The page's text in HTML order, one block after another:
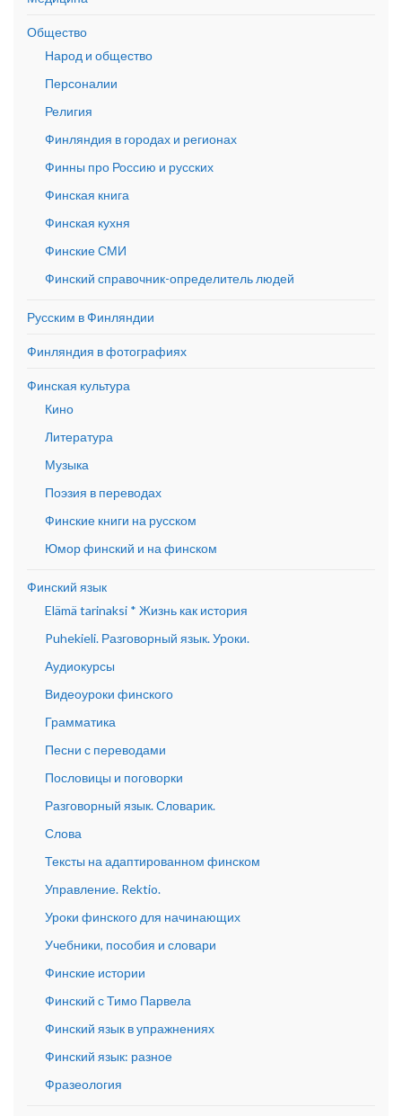
Общество
Народ и общество
Персоналии
Религия
Финляндия в городах и регионах
Финны про Россию и русских
Финская книга
Финская кухня
Финские СМИ
Финский справочник-определитель людей
Русским в Финляндии
Финляндия в фотографиях
Финская культура
Кино
Литература
Музыка
Поэзия в переводах
Финские книги на русском
Юмор финский и на финском
Финский язык
Elämä tarinaksi * Жизнь как история
Puhekieli. Разговорный язык. Уроки.
Аудиокурсы
Видеоуроки финского
Грамматика
Песни с переводами
Пословицы и поговорки
Разговорный язык. Словарик.
Слова
Тексты на адаптированном финском
Управление. Rektio.
Уроки финского для начинающих
Учебники, пособия и словари
Финские истории
Финский с Тимо Парвела
Финский язык в упражнениях
Финский язык: разное
Фразеология